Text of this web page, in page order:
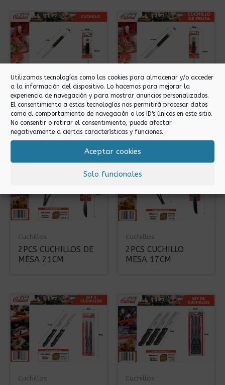
Utilizamos tecnologías como las cookies para almacenar y/o acceder
a la información del dispositivo. Lo hacemos para mejorar la
experiencia de navegación y para mostrar anuncios personalizados.
El consentimiento a estas tecnologías nos permitirá procesar datos
como el comportamiento de navegación o los ID's únicos en este sitio.
No consentir o retirar el consentimiento, puede afectar
negativamente a ciertas características y funciones.
Aceptar cookies
Solo funcionales
Cuchillos
CUCHILLO 21CM
(SERIE N)
Cuchillos
CUCHILLO DE FRUTA
(SERIE N)
Cuchillos
2PCS CUCHILLOS DE
MESA 21CM
Cuchillos
2PCS CUCHILLO
MESA 17CM
Cuchillos Cuchillos